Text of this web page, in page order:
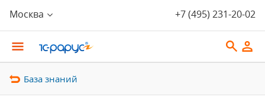
Москва +7 (495) 231-20-02
База знаний